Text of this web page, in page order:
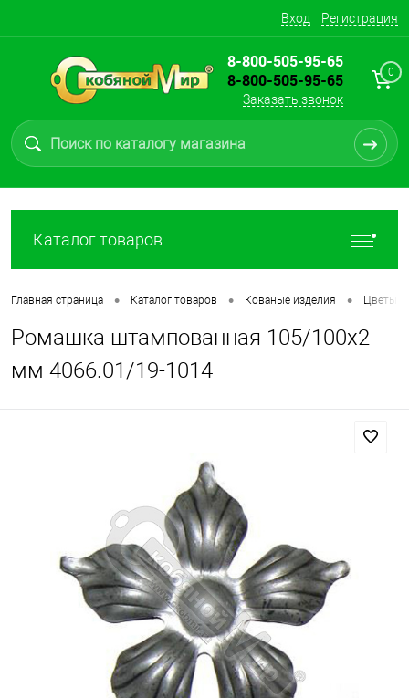
Вход Регистрация
8-800-505-95-65
8-800-505-95-65
Заказать звонок
0
Каталог товаров
Главная страница • Каталог товаров • Кованые изделия • Цветы
Ромашка штампованная 105/100х2
мм 4066.01/19-1014